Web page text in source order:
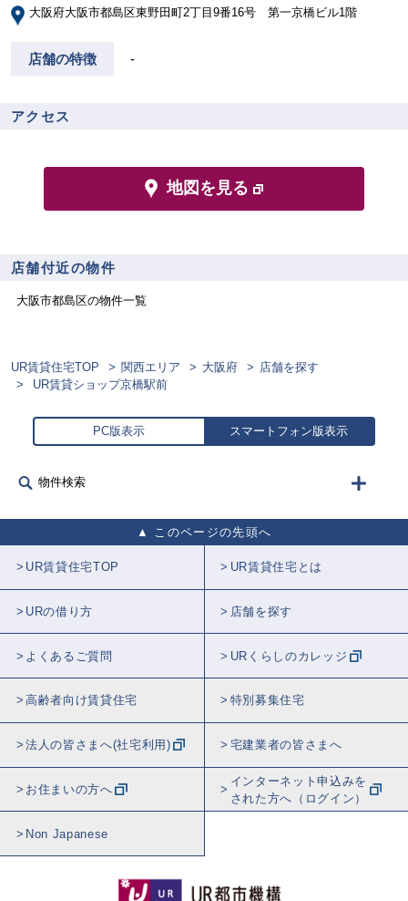
大阪府大阪市都島区東野田町2丁目9番16号 第一京橋ビル1階
店舗の特徴 -
アクセス
地図を見る
店舗付近の物件
大阪市都島区の物件一覧
UR賃貸住宅TOP 関西エリア 大阪府
店舗を探す
UR賃貸ショップ京橋駅前
PC版表示 スマートフォン版表示
物件検索
このページの先頭へ
UR賃貸住宅TOP UR賃貸住宅とは
URの借り方 店舗を探す
よくあるご質問 URくらしのカレッジ
高齢者向け賃貸住宅 特別募集住宅
法人の皆さまへ(社宅利用) 宅建業者の皆さまへ
お住まいの方へ
インターネット申込みを
された方へ（ログイン）
Non Japanese